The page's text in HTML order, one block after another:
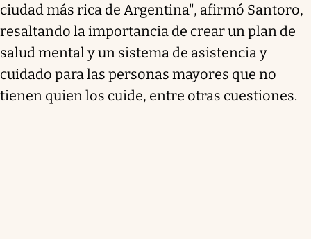
ciudad más rica de Argentina", afirmó Santoro,
resaltando la importancia de crear un plan de
salud mental y un sistema de asistencia y
cuidado para las personas mayores que no
tienen quien los cuide, entre otras cuestiones.